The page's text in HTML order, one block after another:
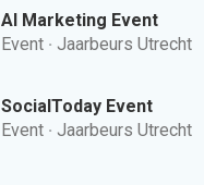
AI Marketing Event
Event · Jaarbeurs Utrecht
SocialToday Event
Event · Jaarbeurs Utrecht